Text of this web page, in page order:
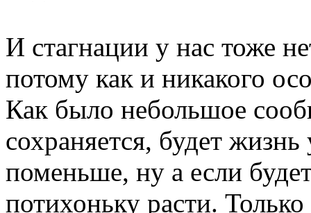
И стагнации у нас тоже
потому как и никакого
Как было небольшое
сохраняется, будет
поменьше, ну а если
потихоньку расти.